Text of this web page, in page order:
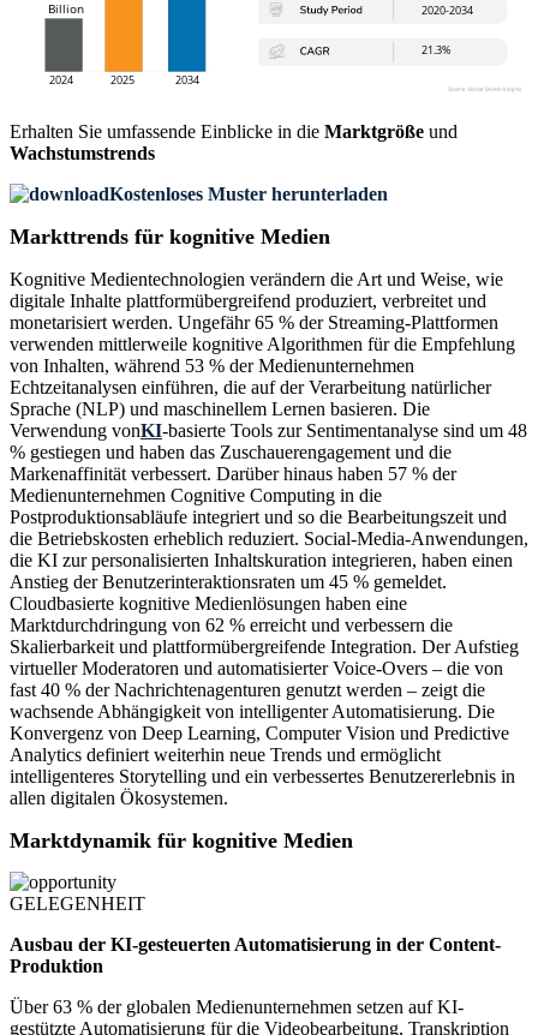
Erhalten Sie umfassende Einblicke in die Marktgröße und
Wachstumstrends
Kostenloses Muster herunterladen
Markttrends für kognitive Medien
Kognitive Medientechnologien verändern die Art und Weise, wie
digitale Inhalte plattformübergreifend produziert, verbreitet und
monetarisiert werden. Ungefähr 65 % der Streaming-Plattformen
verwenden mittlerweile kognitive Algorithmen für die Empfehlung
von Inhalten, während 53 % der Medienunternehmen
Echtzeitanalysen einführen, die auf der Verarbeitung natürlicher
Sprache (NLP) und maschinellem Lernen basieren. Die
Verwendung vonKI-basierte Tools zur Sentimentanalyse sind um 48
% gestiegen und haben das Zuschauerengagement und die
Markenaffinität verbessert. Darüber hinaus haben 57 % der
Medienunternehmen Cognitive Computing in die
Postproduktionsabläufe integriert und so die Bearbeitungszeit und
die Betriebskosten erheblich reduziert. Social-Media-Anwendungen,
die KI zur personalisierten Inhaltskuration integrieren, haben einen
Anstieg der Benutzerinteraktionsraten um 45 % gemeldet.
Cloudbasierte kognitive Medienlösungen haben eine
Marktdurchdringung von 62 % erreicht und verbessern die
Skalierbarkeit und plattformübergreifende Integration. Der Aufstieg
virtueller Moderatoren und automatisierter Voice-Overs – die von
fast 40 % der Nachrichtenagenturen genutzt werden – zeigt die
wachsende Abhängigkeit von intelligenter Automatisierung. Die
Konvergenz von Deep Learning, Computer Vision und Predictive
Analytics definiert weiterhin neue Trends und ermöglicht
intelligenteres Storytelling und ein verbessertes Benutzererlebnis in
allen digitalen Ökosystemen.
Marktdynamik für kognitive Medien
GELEGENHEIT
Ausbau der KI-gesteuerten Automatisierung in der Content-
Produktion
Über 63 % der globalen Medienunternehmen setzen auf KI-
gestützte Automatisierung für die Videobearbeitung, Transkription